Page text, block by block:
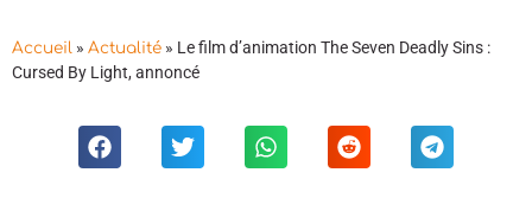
Accueil » Actualité » Le film d’animation The Seven Deadly Sins :
Cursed By Light, annoncé